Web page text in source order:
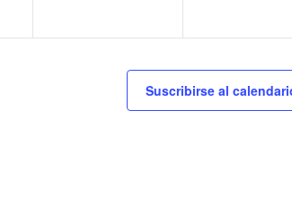
Suscribirse al